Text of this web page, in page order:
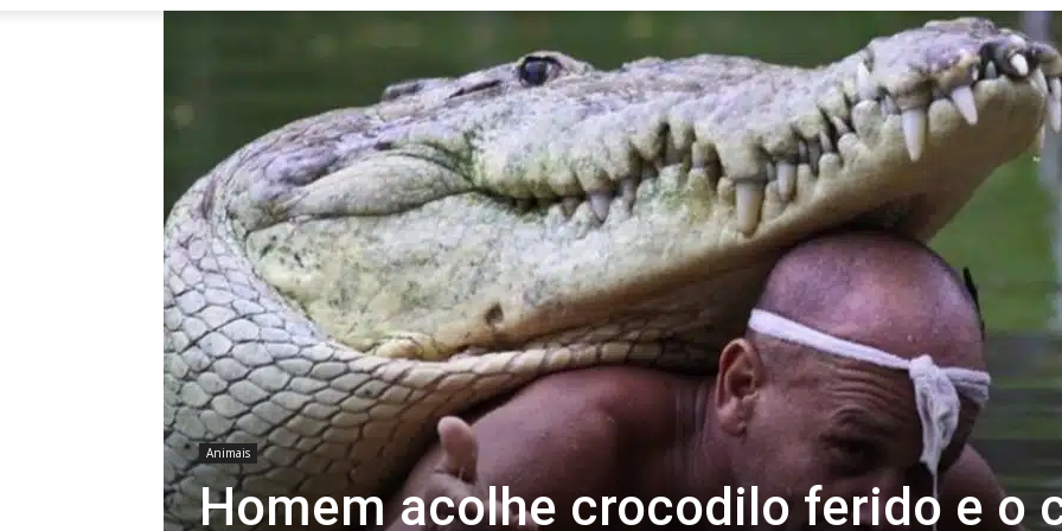
Carpe
Diem
Animais
Homem acolhe crocodilo ferido e o